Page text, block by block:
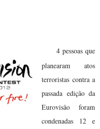
4 pessoas que
planearam atos
terroristas contra a
passada edição da
Eurovisão foram
condenadas 12 e